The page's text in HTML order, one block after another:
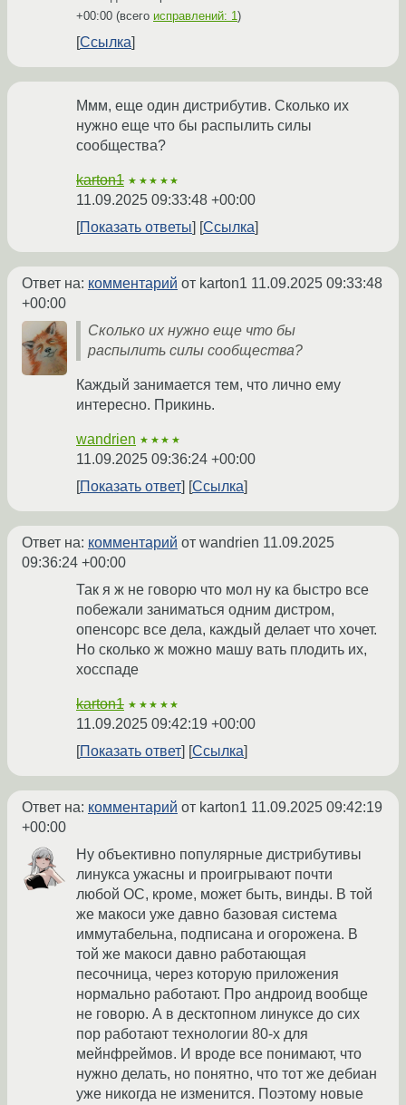
+00:00 (всего исправлений: 1)
Ссылка
Ммм, еще один дистрибутив. Сколько их
нужно еще что бы распылить силы
сообщества?
karton1 ★★★★★
11.09.2025 09:33:48 +00:00
Показать ответы
Ссылка
Ответ на: комментарий от karton1 11.09.2025 09:33:48
+00:00
Сколько их нужно еще что бы
распылить силы сообщества?
Каждый занимается тем, что лично ему
интересно. Прикинь.
wandrien ★★★★
11.09.2025 09:36:24 +00:00
Показать ответ
Ссылка
Ответ на: комментарий от wandrien 11.09.2025
09:36:24 +00:00
Так я ж не говорю что мол ну ка быстро все
побежали заниматься одним дистром,
опенсорс все дела, каждый делает что хочет.
Но сколько ж можно машу вать плодить их,
хосспаде
karton1 ★★★★★
11.09.2025 09:42:19 +00:00
Показать ответ
Ссылка
Ответ на: комментарий от karton1 11.09.2025 09:42:19
+00:00
Ну объективно популярные дистрибутивы
линукса ужасны и проигрывают почти
любой ОС, кроме, может быть, винды. В той
же макоси уже давно базовая система
иммутабельна, подписана и огорожена. В
той же макоси давно работающая
песочница, через которую приложения
нормально работают. Про андроид вообще
не говорю. А в десктопном линуксе до сих
пор работают технологии 80-х для
мейнфреймов. И вроде все понимают, что
нужно делать, но понятно, что тот же дебиан
уже никогда не изменится. Поэтому новые